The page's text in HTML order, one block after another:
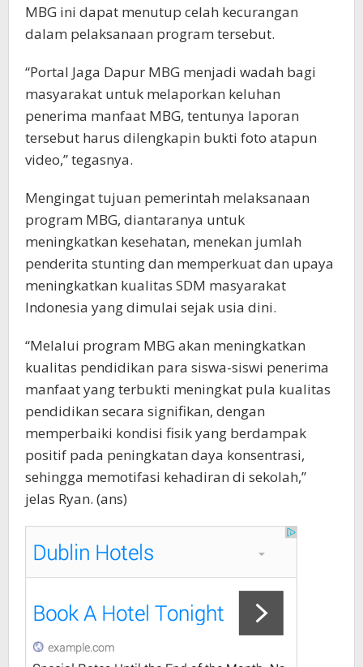
MBG ini dapat menutup celah kecurangan
dalam pelaksanaan program tersebut.
“Portal Jaga Dapur MBG menjadi wadah bagi
masyarakat untuk melaporkan keluhan
penerima manfaat MBG, tentunya laporan
tersebut harus dilengkapin bukti foto atapun
video,” tegasnya.
Mengingat tujuan pemerintah melaksanaan
program MBG, diantaranya untuk
meningkatkan kesehatan, menekan jumlah
penderita stunting dan memperkuat dan upaya
meningkatkan kualitas SDM masyarakat
Indonesia yang dimulai sejak usia dini.
“Melalui program MBG akan meningkatkan
kualitas pendidikan para siswa-siswi penerima
manfaat yang terbukti meningkat pula kualitas
pendidikan secara signifikan, dengan
memperbaiki kondisi fisik yang berdampak
positif pada peningkatan daya konsentrasi,
sehingga memotifasi kehadiran di sekolah,”
jelas Ryan. (ans)